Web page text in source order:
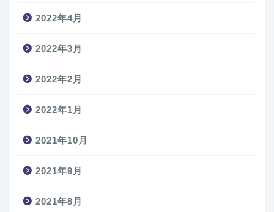
2022年4月
2022年3月
2022年2月
2022年1月
2021年10月
2021年9月
2021年8月